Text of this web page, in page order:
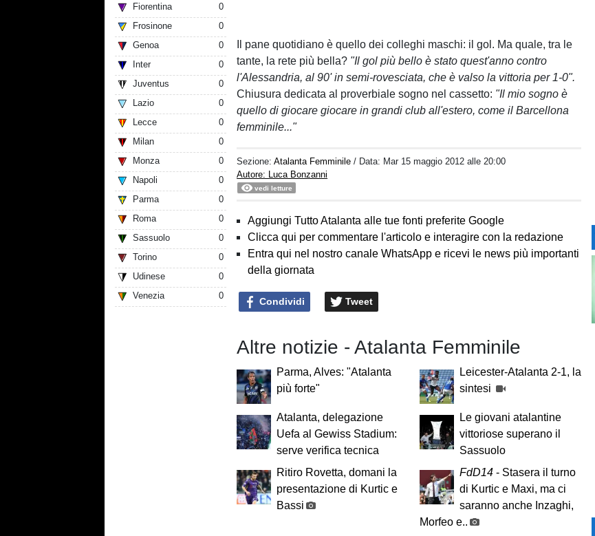
Fiorentina
0
Frosinone
0
Genoa
0
Inter
0
Juventus
0
Lazio
0
Lecce
0
Milan
0
Monza
0
Napoli
0
Parma
0
Roma
0
Sassuolo
0
Torino
0
Udinese
0
Venezia
0
Il pane quotidiano è quello dei colleghi maschi: il gol. Ma quale, tra le
tante, la rete più bella? "Il gol più bello è stato quest'anno contro
l'Alessandria, al 90' in semi-rovesciata, che è valso la vittoria per 1-0".
Chiusura dedicata al proverbiale sogno nel cassetto: "Il mio sogno è
quello di giocare giocare in grandi club all'estero, come il Barcellona
femminile..."
Sezione:Atalanta Femminile / Data: Mar 15 maggio 2012 alle 20:00
Autore: Luca Bonzanni
vedi letture
Aggiungi Tutto Atalanta alle tue fonti preferite Google
Clicca qui per commentare l'articolo e interagire con la redazione
Entra qui nel nostro canale WhatsApp e ricevi le news più importanti
della giornata
Condividi Tweet
Altre notizie - Atalanta Femminile
Parma, Alves: "Atalanta
più forte"
Leicester-Atalanta 2-1, la
sintesi
Atalanta, delegazione
Uefa al Gewiss Stadium:
serve verifica tecnica
Le giovani atalantine
vittoriose superano il
Sassuolo
Ritiro Rovetta, domani la
presentazione di Kurtic e
Bassi
FdD14- Stasera il turno
di Kurtic e Maxi, ma ci
saranno anche Inzaghi,
Morfeo e..